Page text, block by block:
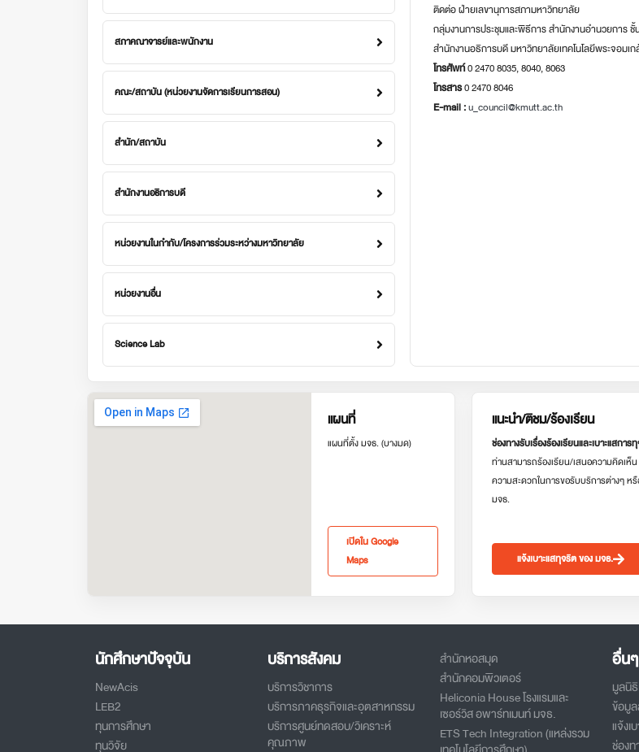
สภาคณาจารย์และพนักงาน
คณะ/สถาบัน (หน่วยงานจัดการเรียนการสอน)
สำนัก/สถาบัน
สำนักงานอธิการบดี
หน่วยงานในกำกับ/โครงการร่วมระหว่างมหาวิทยาลัย
หน่วยงานอื่น
Science Lab
ติดต่อ ฝ่ายเลขานุการสภามหาวิทยาลัย
กลุ่มงานการประชุมและพิธีการ สำนักงานอำนวยการ ชั้
สำนักงานอธิการบดี มหาวิทยาลัยเทคโนโลยีพระจอมเ
โทรศัพท์0 2470 8035, 8040, 8063
โทรสาร0 2470 8046
E-mail :u_council@kmutt.ac.th
แผนที่
แผนที่ตั้ง มจธ. (บางมด)
เปิดใน Google
Maps
แนะนำ/ติชม/ร้องเรียน
ช่องทางรับเรื่องร้องเรียนและเบาะแสการ
ท่านสามารถร้องเรียน/เสนอความคิดเ
ความสะดวกในการขอรับบริการต่างๆ ห
มจธ.
แจ้งเบาะแสทุจริต ของ มจธ.
นักศึกษาปัจจุบัน
NewAcis
LEB2
ทุนการศึกษา
ทุนวิจัย
บริการสังคม
บริการวิชาการ
บริการภาคธุรกิจและอุตสาหกรรม
บริการศูนย์ทดสอบ/วิเคราะห์
คุณภาพ
สำนักหอสมุด
สำนักคอมพิวเตอร์
Heliconia House โรงแรมและ
เซอร์วิส อพาร์ทเมนท์ มจธ.
ETS Tech Integration (แหล่งรวม
อื่นๆ
มูลนิ
ข้อมู
แจ้งเ
ช่อง